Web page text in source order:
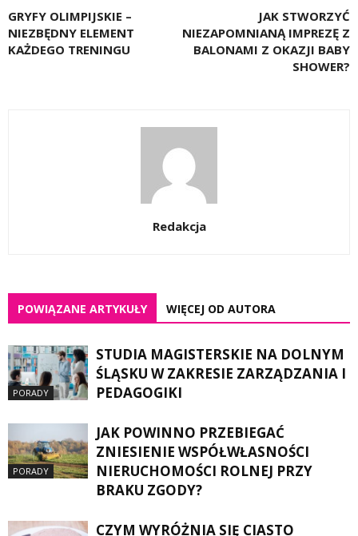
GRYFY OLIMPIJSKIE –
NIEZBĘDNY ELEMENT
KAŻDEGO TRENINGU
JAK STWORZYĆ
NIEZAPOMNIANĄ IMPREZĘ Z
BALONAMI Z OKAZJI BABY
SHOWER?
Redakcja
POWIĄZANE ARTYKUŁY WIĘCEJ OD AUTORA
PORADY
STUDIA MAGISTERSKIE NA DOLNYM
ŚLĄSKU W ZAKRESIE ZARZĄDZANIA I
PEDAGOGIKI
PORADY
JAK POWINNO PRZEBIEGAĆ
ZNIESIENIE WSPÓŁWŁASNOŚCI
NIERUCHOMOŚCI ROLNEJ PRZY
BRAKU ZGODY?
CZYM WYRÓŻNIA SIĘ CIASTO